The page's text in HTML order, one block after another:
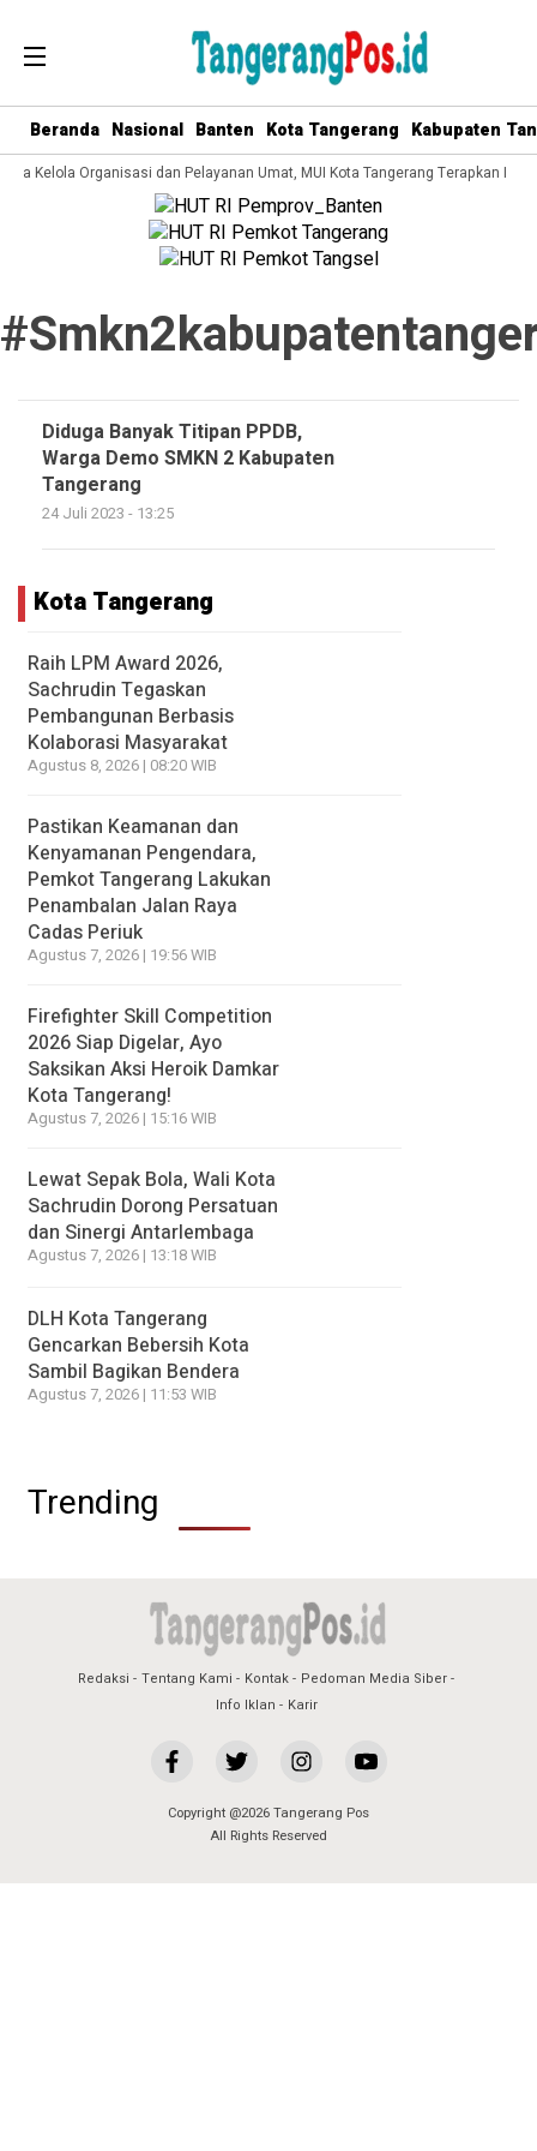
Beranda Nasional Banten Kota Tangerang Kabupaten
Kelola Organisasi dan Pelayanan Umat, MUI Kota Tangerang Terapkan ISO
Diduga Banyak Titipan PPDB,
Warga Demo SMKN 2 Kabupaten
Tangerang
24 Juli 2023 - 13:25
Kota Tangerang
Raih LPM Award 2026,
Sachrudin Tegaskan
Pembangunan Berbasis
Kolaborasi Masyarakat
Agustus 8, 2026 | 08:20 WIB
Pastikan Keamanan dan
Kenyamanan Pengendara,
Pemkot Tangerang Lakukan
Penambalan Jalan Raya
Cadas Periuk
Agustus 7, 2026 | 19:56 WIB
Firefighter Skill Competition
2026 Siap Digelar, Ayo
Saksikan Aksi Heroik Damkar
Kota Tangerang!
Agustus 7, 2026 | 15:16 WIB
Lewat Sepak Bola, Wali Kota
Sachrudin Dorong Persatuan
dan Sinergi Antarlembaga
Agustus 7, 2026 | 13:18 WIB
DLH Kota Tangerang
Gencarkan Bebersih Kota
Sambil Bagikan Bendera
Agustus 7, 2026 | 11:53 WIB
Trending
Redaksi Tentang Kami Kontak
Pedoman Media Siber
Info Iklan
Karir
Copyright @2026 Tangerang Pos
All Rights Reserved